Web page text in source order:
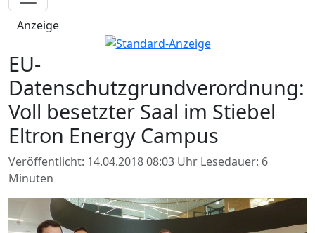
Anzeige
EU-
Datenschutzgrundverordnung:
Voll besetzter Saal im Stiebel
Eltron Energy Campus
Veröffentlicht: 14.04.2018 08:03 Uhr Lesedauer: 6
Minuten